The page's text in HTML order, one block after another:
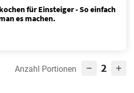
für Einsteiger - So einfach
es machen.
Anzahl Portionen 2